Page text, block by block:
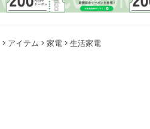
アイテム 家電
生活家電